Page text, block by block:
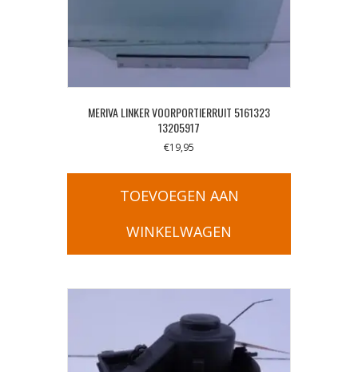
MERIVA LINKER VOORPORTIERRUIT 5161323
13205917
€19,95
TOEVOEGEN AAN
WINKELWAGEN